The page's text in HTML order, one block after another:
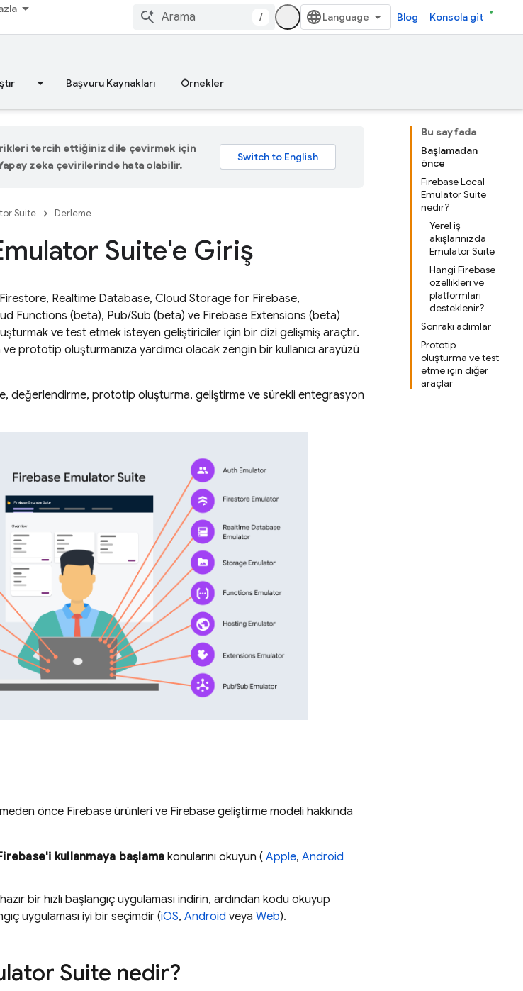
/ Blog Konsola git
Başvuru Kaynakları Örnekler
Bu sayfada
Başlamadan
önce
Firebase Local
Emulator Suite
nedir?
Yerel iş
akışlarınızda
Emulator Suite
Hangi Firebase
özellikleri ve
platformları
desteklenir?
Sonraki adımlar
Prototip
oluşturma ve test
etme için diğer
araçlar
tercih ettiğiniz dile çevirmek için
zeka çevirilerinde hata olabilir.
Suite Derleme
Suite'e Giriş
, Realtime Database, Cloud Storage for Firebase,
Functions (beta), Pub/Sub (beta) ve Firebase Extensions (beta)
ve test etmek isteyen geliştiriciler için bir dizi gelişmiş araçtır.
ve prototip oluşturmanıza yardımcı olacak zengin bir kullanıcı arayüzü
değerlendirme, prototip oluşturma, geliştirme ve sürekli entegrasyon
önce Firebase ürünleri ve Firebase geliştirme modeli hakkında
kullanmaya başlama konularını okuyun (Apple,Android
bir hızlı başlangıç uygulaması indirin, ardından kodu okuyup
uygulaması iyi bir seçimdir (iOS, Android veya Web).
Suite nedir?